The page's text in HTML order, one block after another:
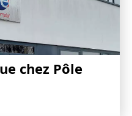
chez Pôle